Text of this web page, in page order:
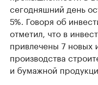
сегодняшний день
5%. Говоря об
отметил, что в
привлечены 7 новых
производства
и бумажной